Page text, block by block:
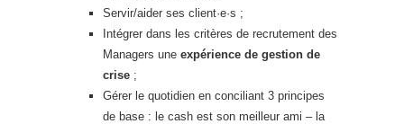
Servir/aider ses client·e·s ;
Intégrer dans les critères de recrutement des
Managers une expérience de gestion de
crise ;
Gérer le quotidien en conciliant 3 principes
de base : le cash est son meilleur ami – la